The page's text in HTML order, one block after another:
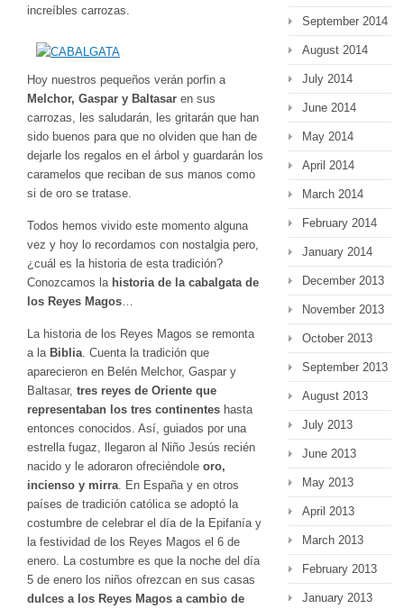
increíbles carrozas.
Hoy nuestros pequeños verán porfin a
Melchor, Gaspar y Baltasar en sus
carrozas, les saludarán, les gritarán que han
sido buenos para que no olviden que han de
dejarle los regalos en el árbol y guardarán los
caramelos que reciban de sus manos como
si de oro se tratase.
Todos hemos vivido este momento alguna
vez y hoy lo recordamos con nostalgia pero,
¿cuál es la historia de esta tradición?
Conozcamos la historia de la cabalgata de
los Reyes Magos…
La historia de los Reyes Magos se remonta
a la Biblia. Cuenta la tradición que
aparecieron en Belén Melchor, Gaspar y
Baltasar, tres reyes de Oriente que
representaban los tres continentes hasta
entonces conocidos. Así, guiados por una
estrella fugaz, llegaron al Niño Jesús recién
nacido y le adoraron ofreciéndole oro,
incienso y mirra. En España y en otros
países de tradición católica se adoptó la
costumbre de celebrar el día de la Epifanía y
la festividad de los Reyes Magos el 6 de
enero. La costumbre es que la noche del día
5 de enero los niños ofrezcan en sus casas
dulces a los Reyes Magos a cambio de
September 2014
August 2014
July 2014
June 2014
May 2014
April 2014
March 2014
February 2014
January 2014
December 2013
November 2013
October 2013
September 2013
August 2013
July 2013
June 2013
May 2013
April 2013
March 2013
February 2013
January 2013